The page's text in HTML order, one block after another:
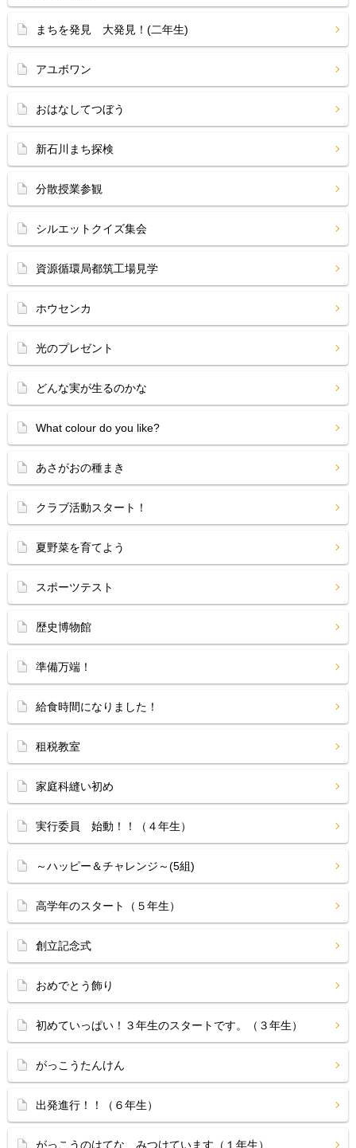
まちを発見 大発見！(二年生)
アユボワン
おはなしてつぼう
新石川まち探検
分散授業参観
シルエットクイズ集会
資源循環局都筑工場見学
ホウセンカ
光のプレゼント
どんな実が生るのかな
What colour do you like?
あさがおの種まき
クラブ活動スタート！
夏野菜を育てよう
スポーツテスト
歴史博物館
準備万端！
給食時間になりました！
租税教室
家庭科縫い初め
実行委員 始動！！（４年生）
～ハッピー＆チャレンジ～(5組)
高学年のスタート（５年生）
創立記念式
おめでとう飾り
初めていっぱい！３年生のスタートです。（３年生）
がっこうたんけん
出発進行！！（６年生）
がっこうのはてな みつけています（１年生）